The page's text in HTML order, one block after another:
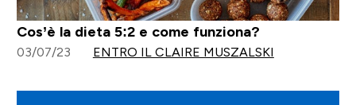
Cos’è la dieta 5:2 e come funziona?
03/07/23 ENTRO IL CLAIRE MUSZALSKI